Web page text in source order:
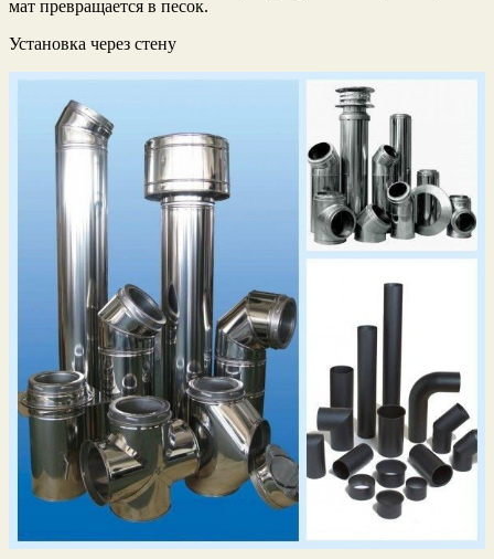
мат превращается в песок.
Установка через стену